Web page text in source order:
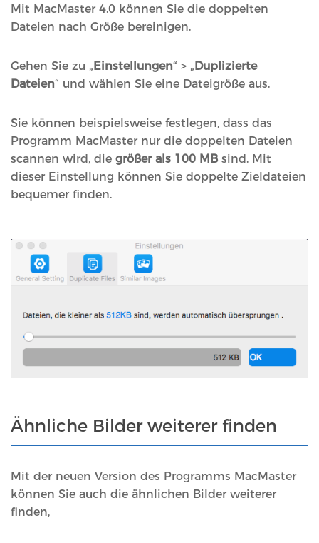
Mit MacMaster 4.0 können Sie die doppelten
Dateien nach Größe bereinigen.
Gehen Sie zu „Einstellungen“ > „Duplizierte
Dateien“ und wählen Sie eine Dateigröße aus.
Sie können beispielsweise festlegen, dass das
Programm MacMaster nur die doppelten Dateien
scannen wird, die größer als 100 MB sind. Mit
dieser Einstellung können Sie doppelte Zieldateien
bequemer finden.
Ähnliche Bilder weiterer finden
Mit der neuen Version des Programms MacMaster
können Sie auch die ähnlichen Bilder weiterer
finden,